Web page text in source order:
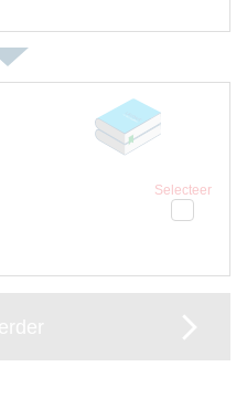
Selecteer